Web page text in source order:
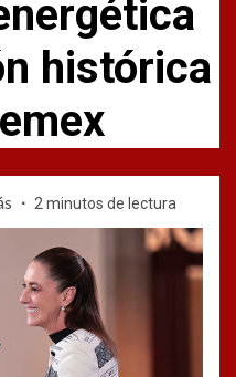
histórica
2 minutos de lectura